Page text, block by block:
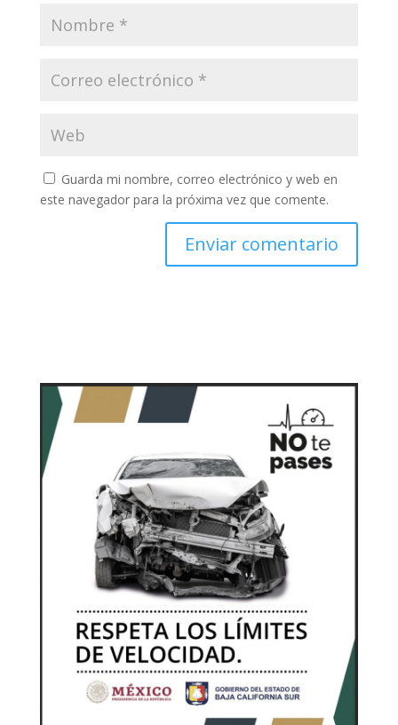
Guarda mi nombre, correo electrónico y web en
este navegador para la próxima vez que comente.